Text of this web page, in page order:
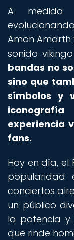
A
Amon Amarth
sonido
bandas no
sino que
símbolos y
experiencia
fans.
Hoy en día, el
popularidad
conciertos
un público
la potencia y
que rinde